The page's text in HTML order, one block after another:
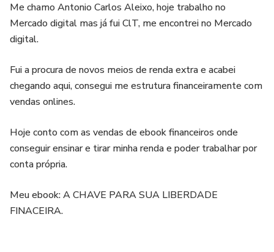
Me chamo Antonio Carlos Aleixo, hoje trabalho no
Mercado digital mas já fui ClT, me encontrei no Mercado
digital.
Fui a procura de novos meios de renda extra e acabei
chegando aqui, consegui me estrutura financeiramente com
vendas onlines.
Hoje conto com as vendas de ebook financeiros onde
conseguir ensinar e tirar minha renda e poder trabalhar por
conta própria.
Meu ebook: A CHAVE PARA SUA LIBERDADE
FINACEIRA.